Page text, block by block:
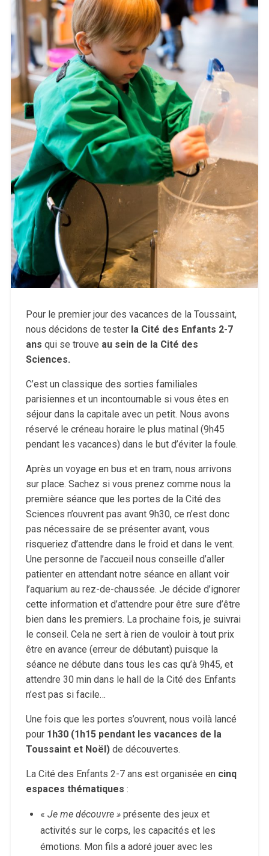
Pour le premier jour des vacances de la Toussaint,
nous décidons de tester la Cité des Enfants 2-7
ans qui se trouve au sein de la Cité des
Sciences.
C’est un classique des sorties familiales
parisiennes et un incontournable si vous êtes en
séjour dans la capitale avec un petit. Nous avons
réservé le créneau horaire le plus matinal (9h45
pendant les vacances) dans le but d’éviter la foule.
Après un voyage en bus et en tram, nous arrivons
sur place. Sachez si vous prenez comme nous la
première séance que les portes de la Cité des
Sciences n’ouvrent pas avant 9h30, ce n’est donc
pas nécessaire de se présenter avant, vous
risqueriez d’attendre dans le froid et dans le vent.
Une personne de l’accueil nous conseille d’aller
patienter en attendant notre séance en allant voir
l’aquarium au rez-de-chaussée. Je décide d’ignorer
cette information et d’attendre pour être sure d’être
bien dans les premiers. La prochaine fois, je suivrai
le conseil. Cela ne sert à rien de vouloir à tout prix
être en avance (erreur de débutant) puisque la
séance ne débute dans tous les cas qu’à 9h45, et
attendre 30 min dans le hall de la Cité des Enfants
n’est pas si facile…
Une fois que les portes s’ouvrent, nous voilà lancé
pour 1h30 (1h15 pendant les vacances de la
Toussaint et Noël) de découvertes.
La Cité des Enfants 2-7 ans est organisée en cinq
espaces thématiques :
« Je me découvre »présente des jeux et
activités sur le corps, les capacités et les
émotions. Mon fils a adoré jouer avec les